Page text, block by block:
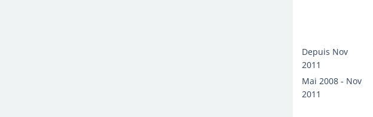
Depuis Nov
2011
Mai 2008 - Nov
2011